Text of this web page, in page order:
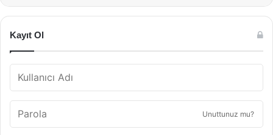
Kayıt Ol
Unuttunuz mu?